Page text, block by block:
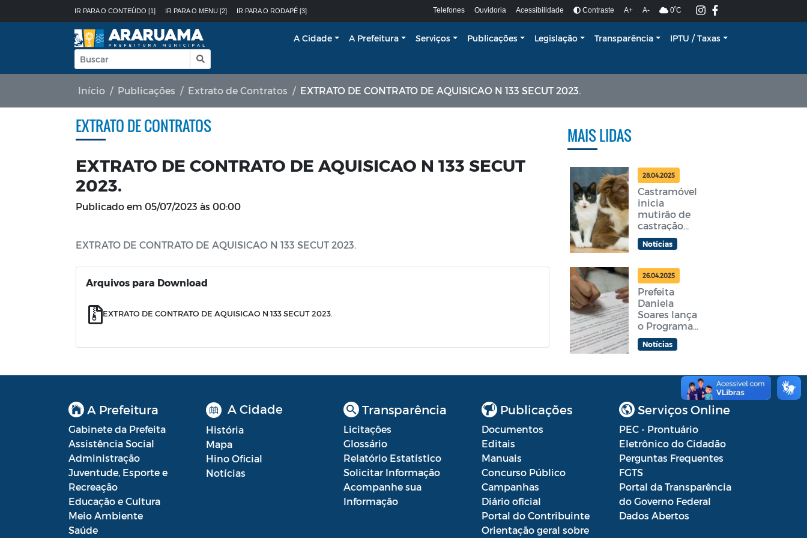
IR PARA O CONTEÚDO [1] IR PARA O MENU [2] IR PARA O RODAPÉ [3] Telefones Ouvidoria Acessibilidade Contraste A+ A- 0ºC
A Cidade A Prefeitura Serviços Publicações Legislação Transparência IPTU / Taxas
Início Publicações Extrato de Contratos EXTRATO DE CONTRATO DE AQUISICAO N 133 SECUT 2023.
EXTRATO DE CONTRATOS
EXTRATO DE CONTRATO DE AQUISICAO N 133 SECUT
2023.
Publicado em 05/07/2023 às 00:00
EXTRATO DE CONTRATO DE AQUISICAO N 133 SECUT 2023.
Arquivos para Download
EXTRATO DE CONTRATO DE AQUISICAO N 133 SECUT 2023.
MAIS LIDAS
28.04.2025
Castramóvel
inicia
mutirão de
castração
gratuita em
Araruama
feira
Notícias
26.04.2025
Prefeita
Daniela
Soares lança
o Programa
Araruama
Aprender +
Notícias
A Prefeitura
Gabinete da Prefeita
Assistência Social
Administração
Juventude, Esporte e
Recreação
Educação e Cultura
Meio Ambiente
Saúde
A Cidade
História
Mapa
Hino Oficial
Notícias
Transparência
Licitações
Glossário
Relatório Estatístico
Solicitar Informação
Acompanhe sua
Informação
Publicações
Documentos
Editais
Manuais
Concurso Público
Campanhas
Diário oficial
Portal do Contribuinte
Orientação geral sobre
Serviços Online
PEC - Prontuário
Eletrônico do Cidadão
Perguntas Frequentes
FGTS
Portal da Transparência
do Governo Federal
Dados Abertos